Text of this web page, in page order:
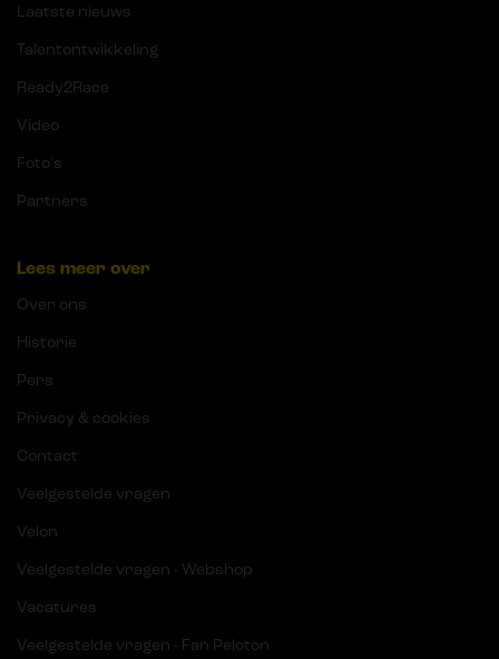
Laatste nieuws
Talentontwikkeling
Ready2Race
Video
Foto's
Partners
Lees meer over
Over ons
Historie
Pers
Privacy & cookies
Contact
Veelgestelde vragen
Velon
Veelgestelde vragen - Webshop
Vacatures
Veelgestelde vragen - Fan Peloton